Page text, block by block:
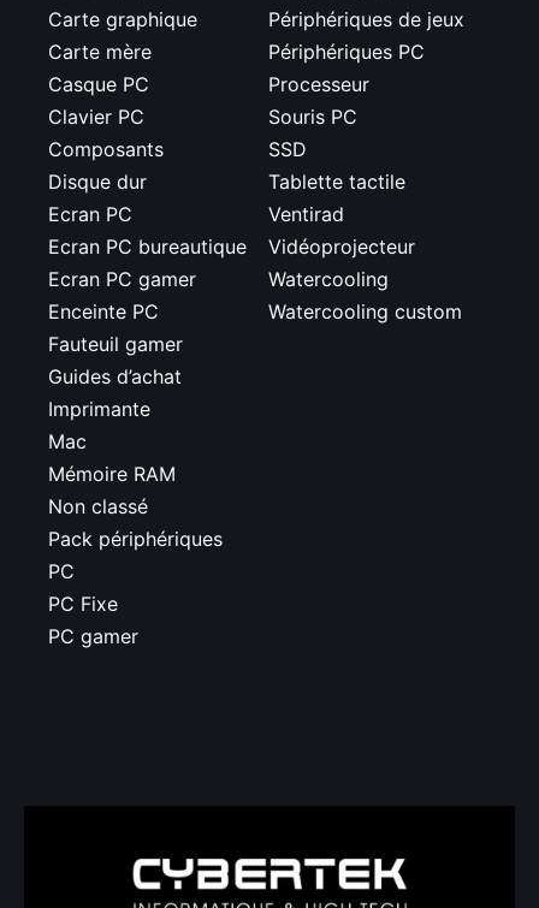
Carte graphique
Carte mère
Casque PC
Clavier PC
Composants
Disque dur
Ecran PC
Ecran PC bureautique
Ecran PC gamer
Enceinte PC
Fauteuil gamer
Guides d’achat
Imprimante
Mac
Mémoire RAM
Non classé
Pack périphériques
PC
PC Fixe
PC gamer
Périphériques de jeux
Périphériques PC
Processeur
Souris PC
SSD
Tablette tactile
Ventirad
Vidéoprojecteur
Watercooling
Watercooling custom